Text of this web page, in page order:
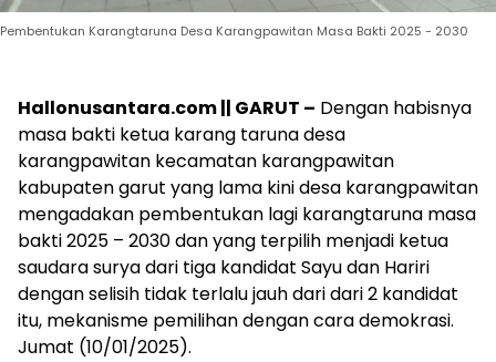
Pembentukan Karangtaruna Desa Karangpawitan Masa Bakti 2025 - 2030
Hallonusantara.com || GARUT – Dengan habisnya
masa bakti ketua karang taruna desa
karangpawitan kecamatan karangpawitan
kabupaten garut yang lama kini desa karangpawitan
mengadakan pembentukan lagi karangtaruna masa
bakti 2025 – 2030 dan yang terpilih menjadi ketua
saudara surya dari tiga kandidat Sayu dan Hariri
dengan selisih tidak terlalu jauh dari dari 2 kandidat
itu, mekanisme pemilihan dengan cara demokrasi.
Jumat (10/01/2025).